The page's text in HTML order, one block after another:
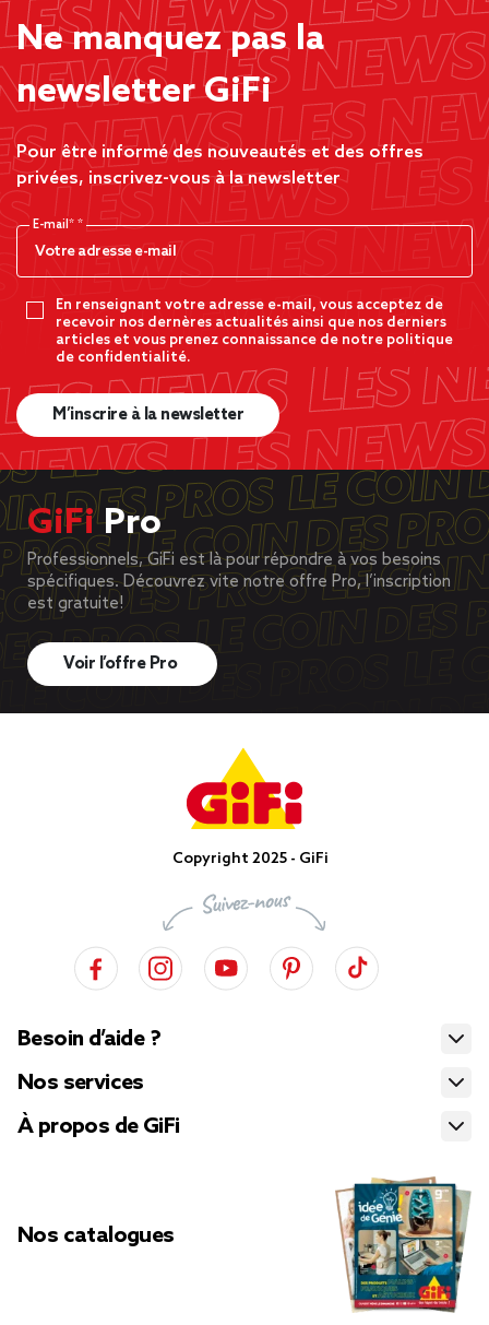
Ne manquez pas la
newsletter GiFi
Pour être informé des nouveautés et des offres
privées, inscrivez-vous à la newsletter
E-mail*
En renseignant votre adresse e-mail, vous acceptez de
recevoir nos dernères actualités ainsi que nos derniers
articles et vous prenez connaissance de notre politique
de confidentialité.
M’inscrire à la newsletter
GiFiPro
Professionnels, GiFi est là pour répondre à vos besoins
spécifiques. Découvrez vite notre offre Pro, l’inscription
est gratuite!
Voir l’offre Pro
Copyright 2025 - GiFi
Besoin d’aide ?
Nos services
À propos de GiFi
Nos catalogues